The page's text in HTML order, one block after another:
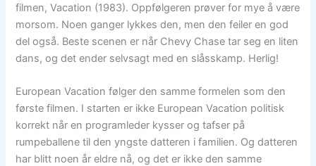
filmen, Vacation (1983). Oppfølgeren prøver for mye å være
morsom. Noen ganger lykkes den, men den feiler en god
del også. Beste scenen er når Chevy Chase tar seg en liten
dans, og det ender selvsagt med en slåsskamp. Herlig!
European Vacation følger den samme formelen som den
første filmen. I starten er ikke European Vacation politisk
korrekt når en programleder kysser og tafser på
rumpeballene til den yngste datteren i familien. Og datteren
har blitt noen år eldre nå, og det er ikke den samme